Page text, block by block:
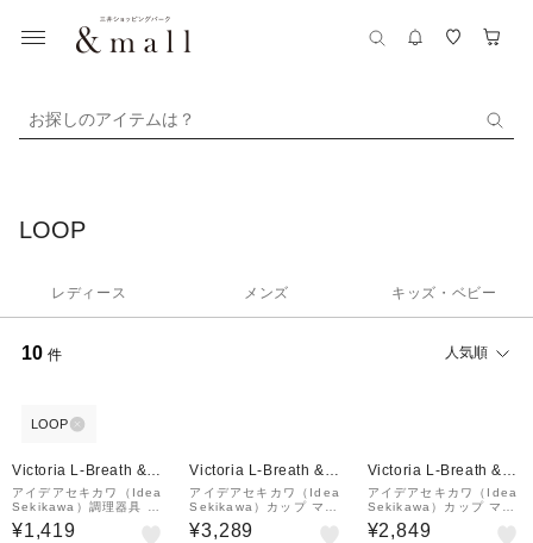
お探しのアイテムは？
LOOP
レディース メンズ キッズ・ベビー
10 件 人気順
LOOP
Victoria L-Breath &m
all店
アイデアセキカワ（Idea
Sekikawa）調理器具 ト
ング 18cm Tng04 キャ
ンプ アウトドア
¥1,419
Victoria L-Breath &m
all店
アイデアセキカワ（Idea
Sekikawa）カップ マグ
カップ キャンプ チタン
ぐい呑み ホライゾン
¥3,289
Victoria L-Breath &m
all店
アイデアセキカワ（Idea
Sekikawa）カップ マグ
カップ キャンプ ブラッ
クシェラカップ
¥2,849